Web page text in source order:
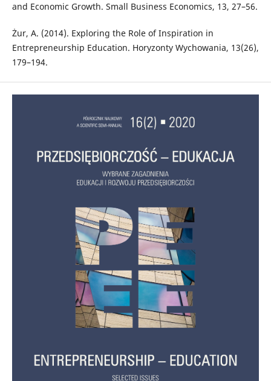
and Economic Growth. Small Business Economics, 13, 27–56.
Żur, A. (2014). Exploring the Role of Inspiration in
Entrepreneurship Education. Horyzonty Wychowania, 13(26),
179–194.